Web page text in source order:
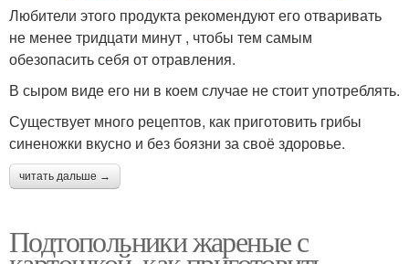
Любители этого продукта рекомендуют его отваривать
не менее тридцати минут , чтобы тем самым
обезопасить себя от отравления.
В сыром виде его ни в коем случае не стоит употреблять.
Существует много рецептов, как приготовить грибы
синеножки вкусно и без боязни за своё здоровье.
читать дальше →
Подтопольники жареные с